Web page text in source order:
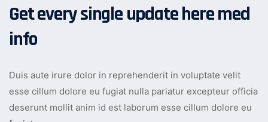
Get every single update here med
info
Duis aute irure dolor in reprehenderit in voluptate velit
esse cillum dolore eu fugiat nulla pariatur excepteur officia
deserunt mollit anim id est laborum esse cillum dolore eu